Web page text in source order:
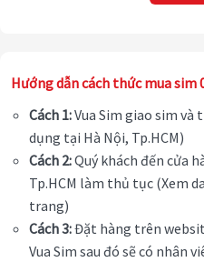
Hướng dẫn cách thức mua sim
Cách 1:Vua Sim giao sim
dụng tại Hà Nội, Tp.HCM)
Cách 2:Quý khách đến cửa
Tp.HCM làm thủ tục (Xem
trang)
Cách 3:Đặt hàng trên
Vua Sim sau đó sẽ có nhân